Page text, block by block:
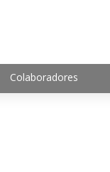
Colaboradores